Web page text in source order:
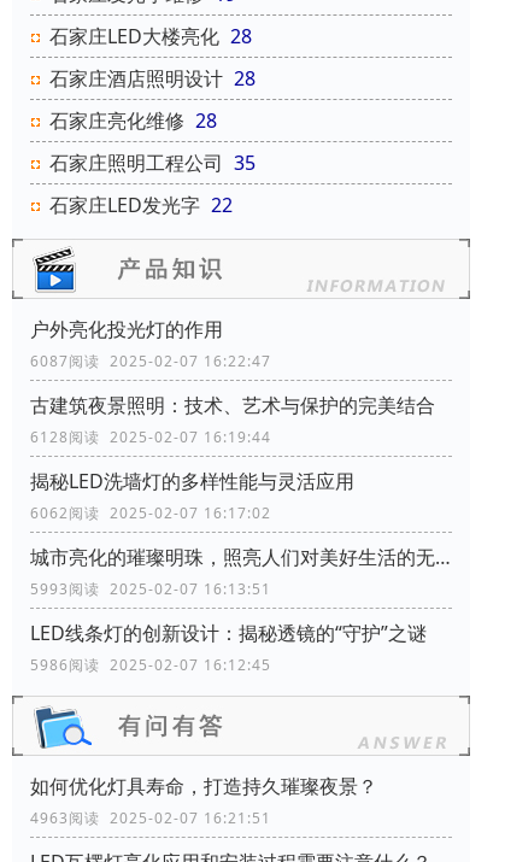
石家庄LED大楼亮化 28
石家庄酒店照明设计 28
石家庄亮化维修 28
石家庄照明工程公司 35
石家庄LED发光字 22
户外亮化投光灯的作用
6087阅读 2025-02-07 16:22:47
古建筑夜景照明：技术、艺术与保护的完美结合
6128阅读 2025-02-07 16:19:44
揭秘LED洗墙灯的多样性能与灵活应用
6062阅读 2025-02-07 16:17:02
城市亮化的璀璨明珠，照亮人们对美好生活的无限向往
5993阅读 2025-02-07 16:13:51
LED线条灯的创新设计：揭秘透镜的“守护”之谜
5986阅读 2025-02-07 16:12:45
如何优化灯具寿命，打造持久璀璨夜景？
4963阅读 2025-02-07 16:21:51